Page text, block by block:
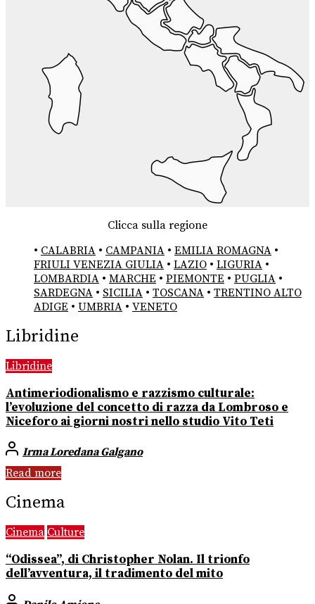
Clicca sulla regione
• CALABRIA • CAMPANIA • EMILIA ROMAGNA •
FRIULI VENEZIA GIULIA • LAZIO • LIGURIA •
LOMBARDIA • MARCHE • PIEMONTE • PUGLIA •
SARDEGNA • SICILIA • TOSCANA • TRENTINO ALTO
ADIGE • UMBRIA • VENETO
Libridine
Libridine
Antimeriodionalismo e razzismo culturale:
l’evoluzione del concetto di razza da Lombroso e
Niceforo ai giorni nostri nello studio Vito Teti
Irma Loredana Galgano
Read more
Cinema
Cinema Culture
“Odissea”, di Christopher Nolan. Il trionfo
dell’avventura, il tradimento del mito